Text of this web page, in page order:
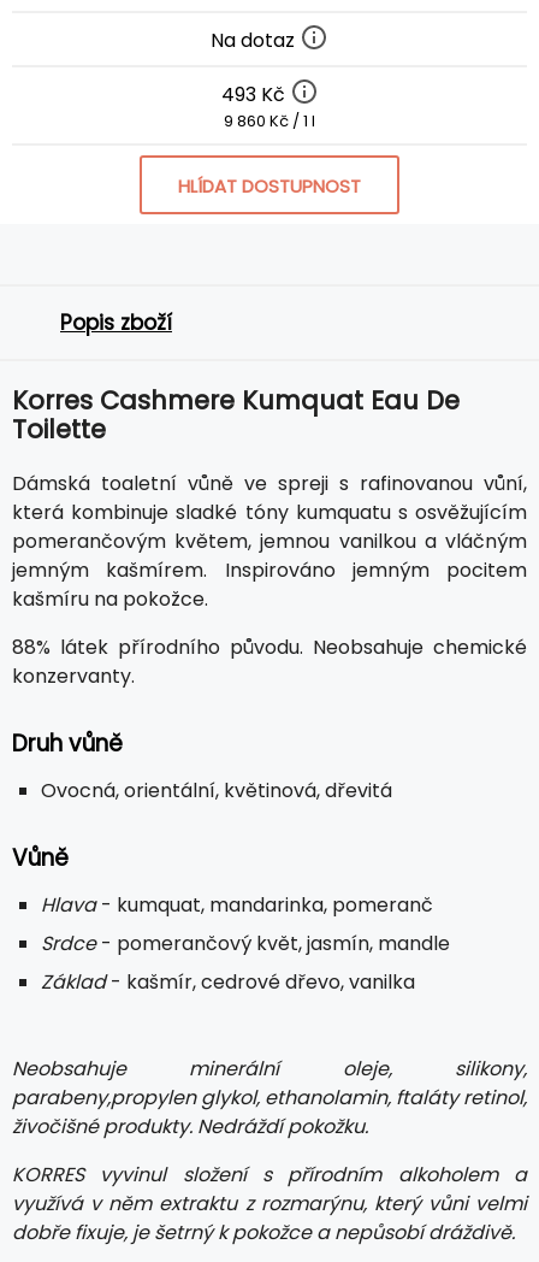
Na dotaz
493 Kč
9 860 Kč / 1 l
HLÍDAT DOSTUPNOST
Popis zboží
Korres Cashmere Kumquat Eau De
Toilette
Dámská toaletní vůně ve spreji s rafinovanou vůní,
která kombinuje sladké tóny kumquatu s osvěžujícím
pomerančovým květem, jemnou vanilkou a vláčným
jemným kašmírem. Inspirováno jemným pocitem
kašmíru na pokožce.
88% látek přírodního původu. Neobsahuje chemické
konzervanty.
Druh vůně
Ovocná, orientální, květinová, dřevitá
Vůně
Hlava- kumquat, mandarinka, pomeranč
Srdce- pomerančový květ, jasmín, mandle
Základ- kašmír, cedrové dřevo, vanilka
Neobsahuje minerální oleje, silikony,
parabeny,propylen glykol, ethanolamin, ftaláty retinol,
živočišné produkty. Nedráždí pokožku.
KORRES vyvinul složení s přírodním alkoholem a
využívá v něm extraktu z rozmarýnu, který vůni velmi
dobře fixuje, je šetrný k pokožce a nepůsobí dráždivě.